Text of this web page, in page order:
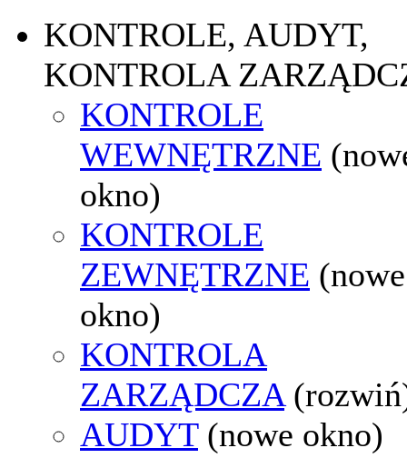
KONTROLE, AUDYT,
KONTROLA
KONTROLE
WEWNĘTRZNE
okno)
KONTROLE
ZEWNĘTRZNE (nowe
okno)
KONTROLA
ZARZĄDCZA
AUDYT (nowe okno)